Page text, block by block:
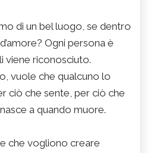
di un bel luogo, se dentro
Ogni persona è
viene riconosciuto.
vuole che qualcuno lo
ciò che sente, per ciò che
a quando muore.
che vogliono creare